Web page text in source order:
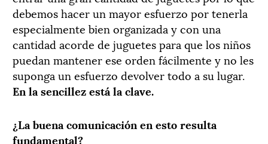
debemos hacer un mayor esfuerzo por tenerla
especialmente bien organizada y con una
cantidad acorde de juguetes para que los niños
puedan mantener ese orden fácilmente y no les
suponga un esfuerzo devolver todo a su lugar.
En la sencillez está la clave.
¿La buena comunicación en esto resulta
fundamental?